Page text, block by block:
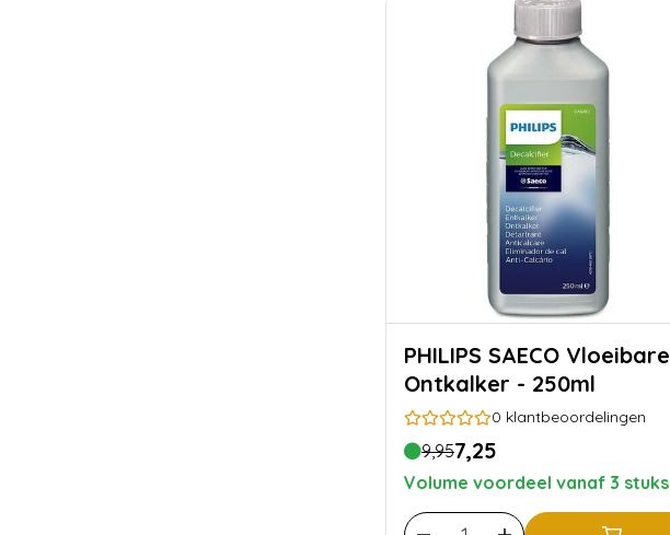
PHILIPS SAECO Vloeibare
Ontkalker - 250ml
0 klantbeoordelingen
9,957,25
Volume voordeel vanaf 3 stuks